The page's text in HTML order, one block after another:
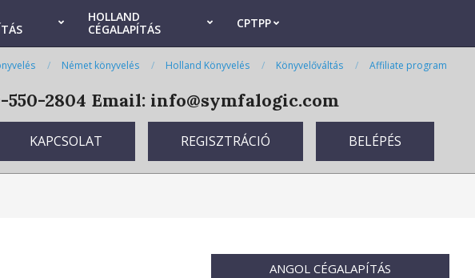
HOLLAND
CÉGALAPÍTÁS
CPTPP
Német könyvelés Holland Könyvelés Könyvelőváltás Affiliate program
2804 Email: info@symfalogic.com
KAPCSOLAT REGISZTRÁCIÓ BELÉPÉS
ANGOL CÉGALAPÍTÁS